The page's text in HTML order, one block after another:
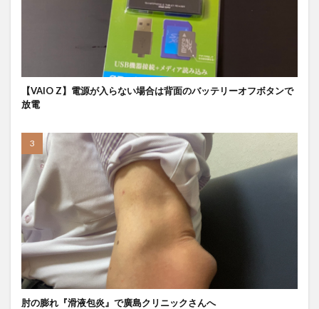
【VAIO Z】電源が入らない場合は背面のバッテリーオフボタンで
放電
肘の膨れ『滑液包炎』で廣島クリニックさんへ